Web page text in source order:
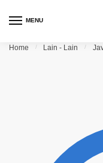
MENU
Home / Lain - Lain /